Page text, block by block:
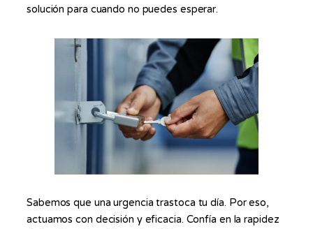
solución para cuando no puedes esperar.
Sabemos que una urgencia trastoca tu día. Por eso,
actuamos con decisión y eficacia. Confía en la rapidez